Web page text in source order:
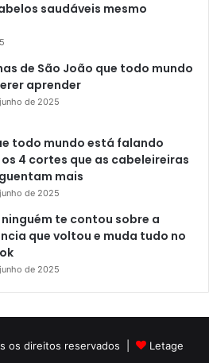
saudáveis mesmo
de São João que todo mundo
aprender
de 2025
todo mundo está falando
4 cortes que as cabeleireiras
mais
de 2025
ninguém te contou sobre a
que voltou e muda tudo no
de 2025
os direitos reservados | Letage